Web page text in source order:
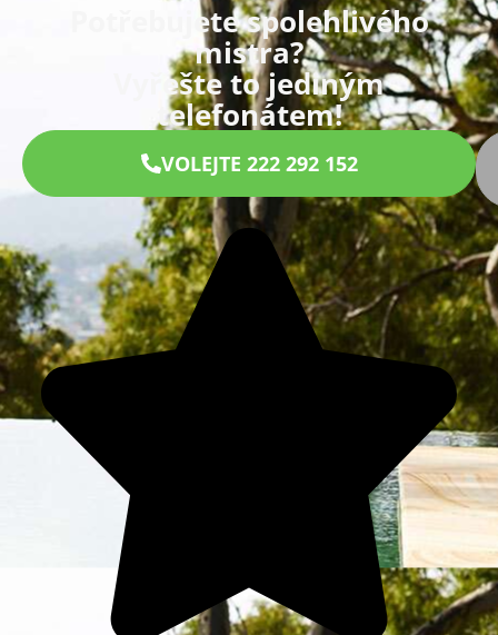
Potřebujete spolehlivého
mistra?
Vyřešte to jediným
telefonátem!
VOLEJTE 222 292 152